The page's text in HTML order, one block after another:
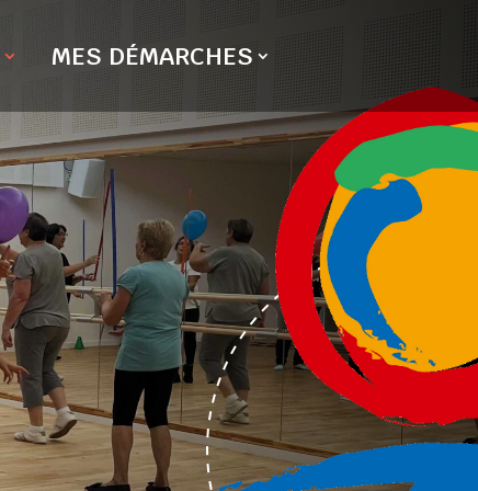
MES DÉMARCHES